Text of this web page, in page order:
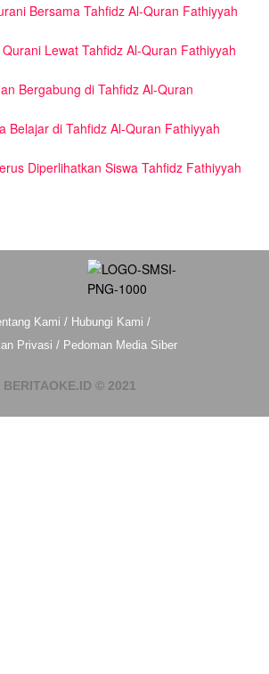
Bersama Tahfidz Al-Quran Fathiyyah
Lewat Tahfidz Al-Quran Fathiyyah
Bergabung di Tahfidz Al-Quran
Belajar di Tahfidz Al-Quran Fathiyyah
Diperlihatkan Siswa Tahfidz Fathiyyah
Kami / Hubungi Kami /
Privasi / Pedoman Media Siber
BERITAOKE.ID © 2021